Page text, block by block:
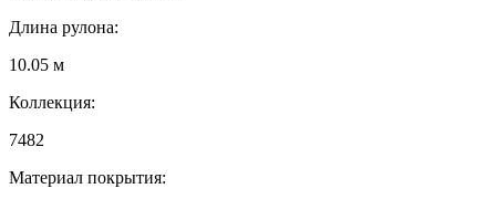
Длина рулона:
10.05 м
Коллекция:
7482
Материал покрытия: